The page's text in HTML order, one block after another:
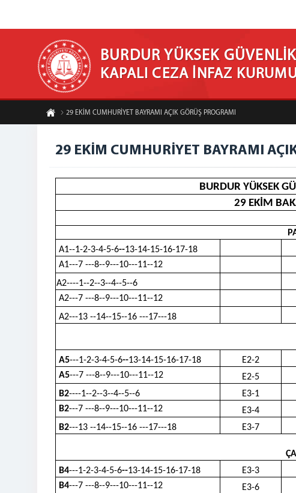
BURDUR YÜKSEK
KAPALI CEZA İNFAZ
29 EKİM CUMHURİYET BAYRAMI AÇIK GÖRÜŞ PROGRAMI
29 EKİM CUMHURİYET BAYRAMI
BURDUR YÜKSEK
29 EKİM
A1--1-2-3-4-5-6--13-14-15-16-17-18
A1---7 ---8--9---10---11--12
A2----1--2--3--4--5--6
A2---7 ---8--9---10---11--12
A2---13 --14--15--16 ---17---18
A5---1-2-3-4-5-6--13-14-15-16-17-18 E2-2
A5---7 ---8--9---10---11--12 E2-5
B2----1--2--3--4--5--6 E3-1
B2---7 ---8--9---10---11--12 E3-4
B2---13 --14--15--16 ---17---18 E3-7
B4---1-2-3-4-5-6--13-14-15-16-17-18 E3-3
B4---7 ---8--9---10---11--12 E3-6